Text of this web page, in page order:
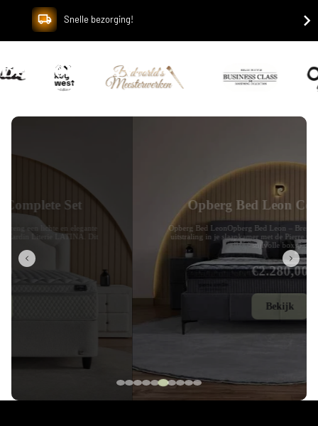
Snelle bezorging!
Bedworld B.V.
Opberg Bed Leon Complete Set
Opberg Bed LeonOpberg Bed Leon – Breng een eigentijdse en luxe
uitstraling in je slaapkamer met de Pierre Cardin Literie LEON. Dit
€2.280,00